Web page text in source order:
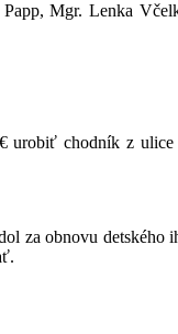
Mgr. Lenka
urobiť chodník z
za obnovu detského